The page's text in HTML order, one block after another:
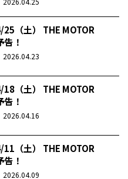
25（土） THE MOTOR
告！
2026.04.23
18（土） THE MOTOR
告！
2026.04.16
11（土） THE MOTOR
告！
2026.04.09